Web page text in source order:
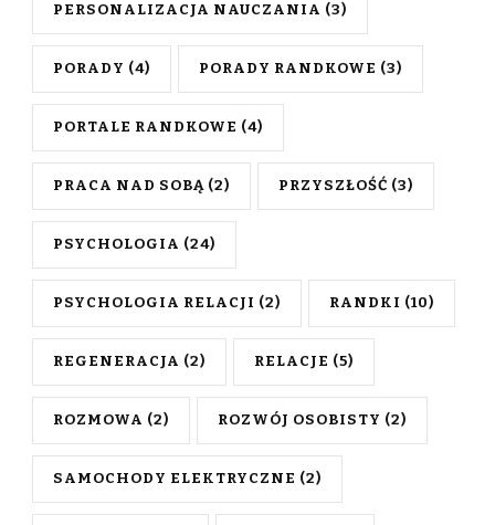
PERSONALIZACJA NAUCZANIA (3)
PORADY (4) PORADY RANDKOWE (3)
PORTALE RANDKOWE (4)
PRACA NAD SOBĄ (2) PRZYSZŁOŚĆ (3)
PSYCHOLOGIA (24)
PSYCHOLOGIA RELACJI (2) RANDKI (10)
REGENERACJA (2) RELACJE (5)
ROZMOWA (2) ROZWÓJ OSOBISTY (2)
SAMOCHODY ELEKTRYCZNE (2)